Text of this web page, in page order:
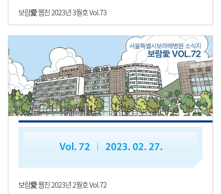
보람愛 웹진 2023년 3월호 Vol.73
보람愛 웹진 2023년 2월호 Vol.72